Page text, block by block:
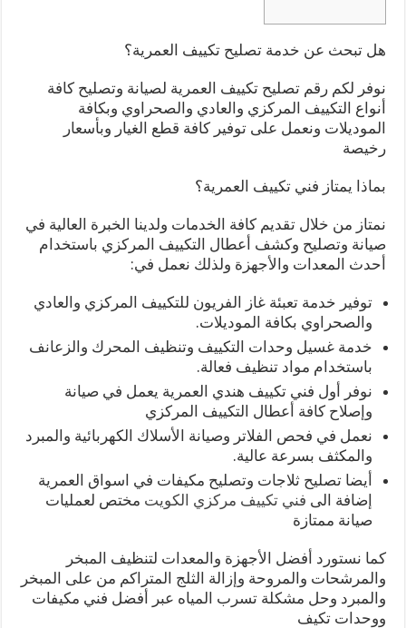
هل تبحث عن خدمة تصليح تكييف العمرية؟
نوفر لكم رقم تصليح تكييف العمرية لصيانة وتصليح كافة
أنواع التكييف المركزي والعادي والصحراوي وبكافة
الموديلات ونعمل على توفير كافة قطع الغيار وبأسعار
رخيصة
بماذا يمتاز فني تكييف العمرية؟
نمتاز من خلال تقديم كافة الخدمات ولدينا الخبرة العالية في
صيانة وتصليح وكشف أعطال التكييف المركزي باستخدام
أحدث المعدات والأجهزة ولذلك نعمل في:
توفير خدمة تعبئة غاز الفريون للتكييف المركزي والعادي
والصحراوي بكافة الموديلات.
خدمة غسيل وحدات التكييف وتنظيف المحرك والزعانف
باستخدام مواد تنظيف فعالة.
نوفر أول فني تكييف هندي العمرية يعمل في صيانة
وإصلاح كافة أعطال التكييف المركزي
نعمل في فحص الفلاتر وصيانة الأسلاك الكهربائية والمبرد
والمكثف بسرعة عالية.
أيضا تصليح ثلاجات وتصليح مكيفات في اسواق العمرية
إضافة الى فني تكييف مركزي الكويت مختص لعمليات
صيانة ممتازة
كما نستورد أفضل الأجهزة والمعدات لتنظيف المبخر
والمرشحات والمروحة وإزالة الثلج المتراكم من على المبخر
والمبرد وحل مشكلة تسرب المياه عبر أفضل فني مكيفات
ووحدات تكيف